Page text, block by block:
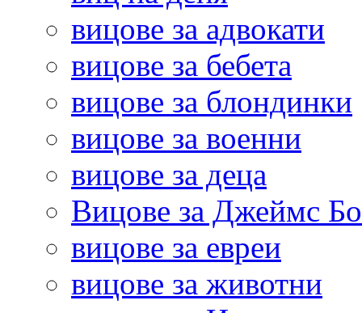
вицове за адвокати
вицове за бебета
вицове за блондинки
вицове за военни
вицове за деца
Вицове за Джеймс
вицове за евреи
вицове за животни